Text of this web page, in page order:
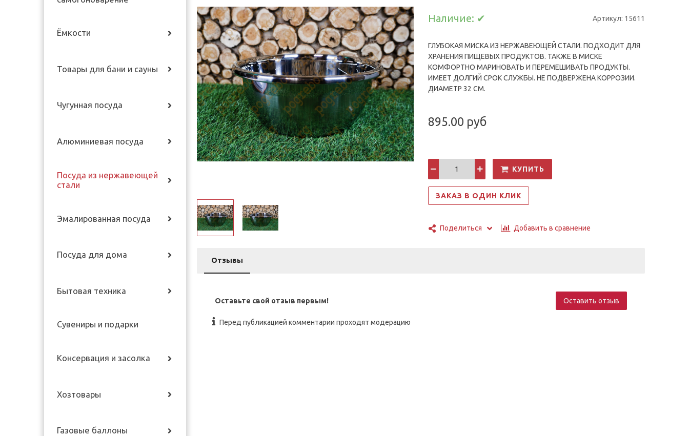
Ёмкости
Товары для бани и сауны
Чугунная посуда
Алюминиевая посуда
Посуда из нержавеющей
стали
Эмалированная посуда
Посуда для дома
Бытовая техника
Сувениры и подарки
Консервация и засолка
Хозтовары
Газовые баллоны
Наличие: ✔ Артикул: 15611
ГЛУБОКАЯ МИСКА ИЗ НЕРЖАВЕЮЩЕЙ СТАЛИ. ПОДХОДИТ ДЛЯ
ХРАНЕНИЯ ПИЩЕВЫХ ПРОДУКТОВ. ТАКЖЕ В МИСКЕ
КОМФОРТНО МАРИНОВАТЬ И ПЕРЕМЕШИВАТЬ ПРОДУКТЫ.
ИМЕЕТ ДОЛГИЙ СРОК СЛУЖБЫ. НЕ ПОДВЕРЖЕНА КОРРОЗИИ.
ДИАМЕТР 32 СМ.
895.00 руб
КУПИТЬ
ЗАКАЗ В ОДИН КЛИК
Поделиться Добавить в сравнение
Отзывы
Оставьте свой отзыв первым! Оставить отзыв
Перед публикацией комментарии проходят модерацию